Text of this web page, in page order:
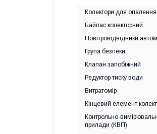
Колектори для опалення
Байпас колекторний
Повітровідвідники
Група безпеки
Клапан запобіжний
Редуктор тиску води
Витратомір
Кінцевий елемент
Контрольно-
прилади (КВП)